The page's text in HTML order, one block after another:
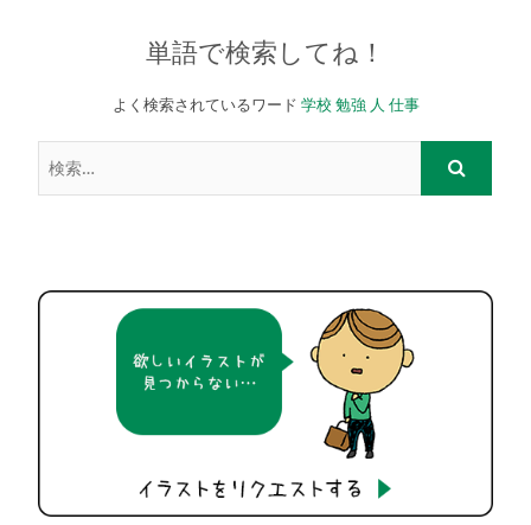
単語で検索してね！
よく検索されているワード 学校 勉強 人 仕事